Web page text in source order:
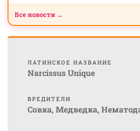
Все новости →
ЛАТИНСКОЕ НАЗВАНИЕ
Narcissus Unique
ВРЕДИТЕЛИ
Совка, Медведка,